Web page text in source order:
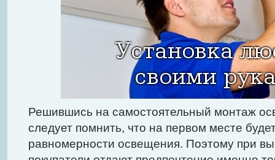
Решившись на самостоятельный монтаж
следует помнить, что на первом месте
равномерности освещения. Поэтому при